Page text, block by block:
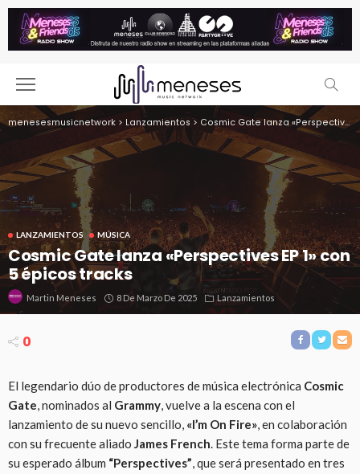
menesesmusicnetwork > Lanzamientos > Cosmic Gate lanza «Perspectives EP 1» con 5 épicos tracks
LANZAMIENTOS MÚSICA
Cosmic Gate lanza «Perspectives EP 1» con
5 épicos tracks
Martin Meneses 8 De Marzo De 2025 Lanzamientos
0
El legendario dúo de productores de música electrónica Cosmic
Gate, nominados al Grammy, vuelve a la escena con el
lanzamiento de su nuevo sencillo, «I’m On Fire», en colaboración
con su frecuente aliado James French. Este tema forma parte de
su esperado álbum “Perspectives”, que será presentado en tres